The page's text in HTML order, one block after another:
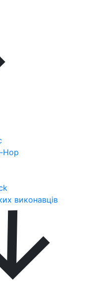
Hop
виконавців